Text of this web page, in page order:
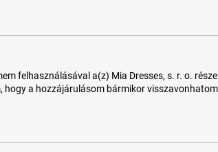
felhasználásával a(z) Mia Dresses, s. r. o.
hogy a hozzájárulásom bármikor